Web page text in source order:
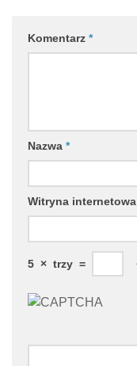
Komentarz *
Nazwa *
Witryna internetowa
5 × trzy =